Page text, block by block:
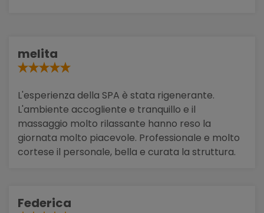
melita
L'esperienza della SPA è stata rigenerante.
L'ambiente accogliente e tranquillo e il
massaggio molto rilassante hanno reso la
giornata molto piacevole. Professionale e molto
cortese il personale, bella e curata la struttura.
Federica